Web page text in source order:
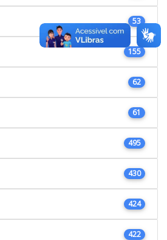
53
155
62
61
495
430
424
422